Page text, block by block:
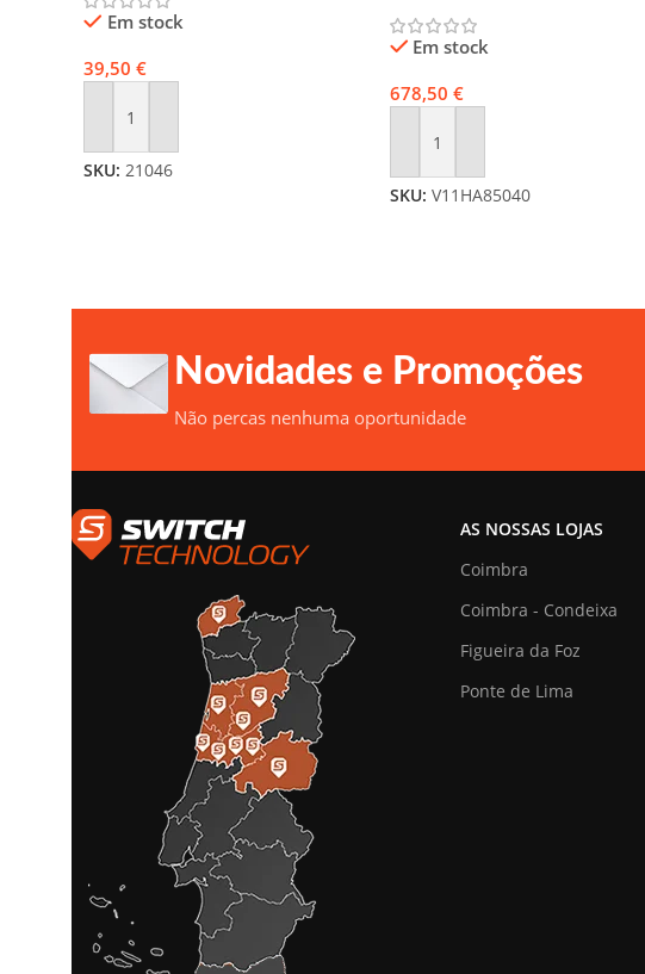
Em stock
39,50 €
Adicionar
SKU: 21046
Em stock
678,50 €
Adicionar
SKU: V11HA85040
Novidades e Promoções
Não percas nenhuma oportunidade
AS NOSSAS LOJAS
Coimbra
Coimbra - Condeixa
Figueira da Foz
Ponte de Lima